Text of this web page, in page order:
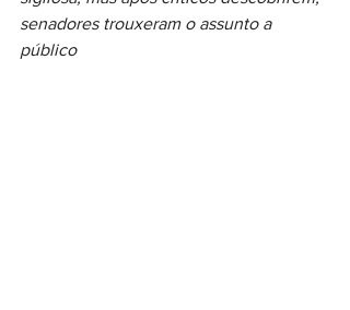
senadores trouxeram o assunto a
público